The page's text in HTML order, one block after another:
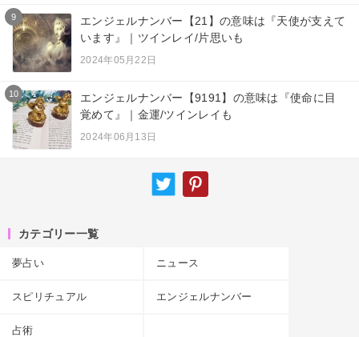
9
エンジェルナンバー【21】の意味は『天使が支えて
います』｜ツインレイ/片思いも
2024年05月22日
10
エンジェルナンバー【9191】の意味は『使命に目
覚めて』｜金運/ツインレイも
2024年06月13日
カテゴリー一覧
夢占い ニュース
スピリチュアル エンジェルナンバー
占術